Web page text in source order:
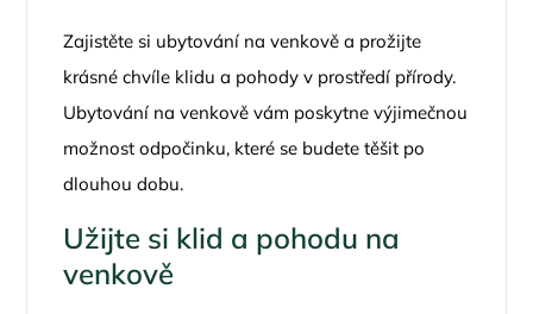
Zajistěte si ubytování na venkově a prožijte
krásné chvíle klidu a pohody v prostředí přírody.
Ubytování na venkově vám poskytne výjimečnou
možnost odpočinku, které se budete těšit po
dlouhou dobu.
Užijte si klid a pohodu na
venkově